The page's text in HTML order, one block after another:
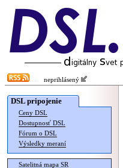
neprihlásený
DSL pripojenie
Ceny DSL
Dostupnosť DSL
Fórum o DSL
Výsledky meraní
Satelitná mapa SR